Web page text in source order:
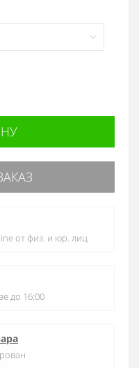
от физ. и юр. лиц
до 16:00